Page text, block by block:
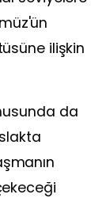
ilişkin
da